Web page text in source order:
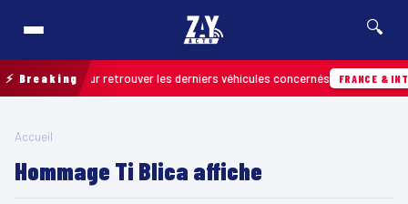
🔍
⚡ Breaking
terrain pour retrouver les derniers véhicules concernés FRANCE &
Accueil
Hommage Ti Blica affiche